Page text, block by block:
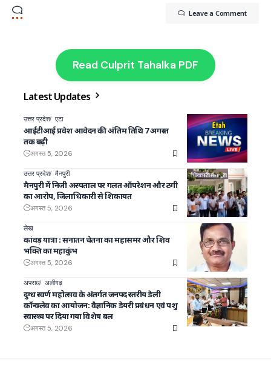
Leave a Comment
Read Culprit Tahalka PDF
Latest Updates
उत्तर प्रदेश एटा
आईटीआई प्रवेश आवेदन की अंतिम तिथि 7 अगस्त
तक बढ़ी
अगस्त 5, 2026
उत्तर प्रदेश मैनपुरी
मैनपुरी में निजी अस्पताल पर गलत ऑपरेशन और ठगी
का आरोप, जिलाधिकारी से शिकायत
अगस्त 5, 2026
लेख
कांवड़ यात्रा : सनातन चेतना का महासमर और शिव
भक्ति का महाकुंभ
अगस्त 5, 2026
अपराध अलीगढ़
दुग्ध स्वर्ण महोत्सव के अंतर्गत जनपद स्तरीय डेली
कॉन्क्लेव का आयोजन: वैज्ञानिक डेयरी प्रबंधन एवं पशु
स्वास्थ्य पर दिया गया विशेष बल
अगस्त 5, 2026